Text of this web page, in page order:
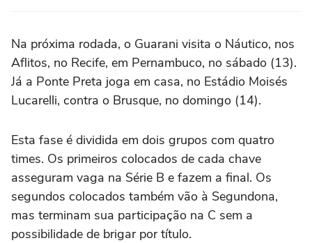
Na próxima rodada, o Guarani visita o Náutico, nos
Aflitos, no Recife, em Pernambuco, no sábado (13).
Já a Ponte Preta joga em casa, no Estádio Moisés
Lucarelli, contra o Brusque, no domingo (14).
Esta fase é dividida em dois grupos com quatro
times. Os primeiros colocados de cada chave
asseguram vaga na Série B e fazem a final. Os
segundos colocados também vão à Segundona,
mas terminam sua participação na C sem a
possibilidade de brigar por título.